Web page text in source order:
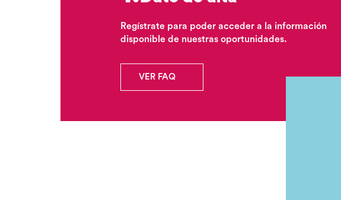
Regístrate para poder acceder a la información
disponible de nuestras oportunidades.
VER FAQ